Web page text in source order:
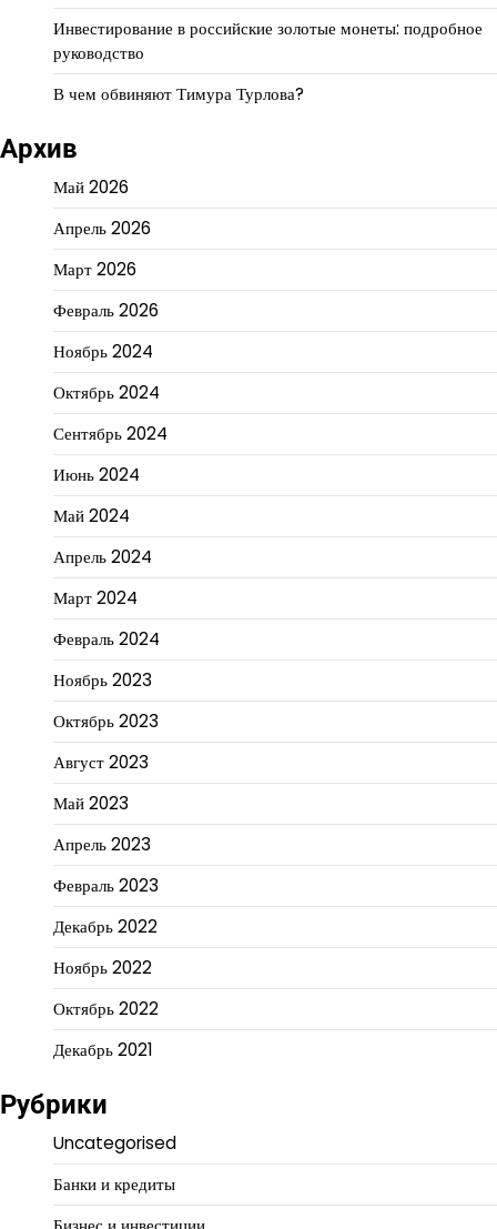
Инвестирование в российские золотые монеты: подробное
руководство
В чем обвиняют Тимура Турлова?
Архив
Май 2026
Апрель 2026
Март 2026
Февраль 2026
Ноябрь 2024
Октябрь 2024
Сентябрь 2024
Июнь 2024
Май 2024
Апрель 2024
Март 2024
Февраль 2024
Ноябрь 2023
Октябрь 2023
Август 2023
Май 2023
Апрель 2023
Февраль 2023
Декабрь 2022
Ноябрь 2022
Октябрь 2022
Декабрь 2021
Рубрики
Uncategorised
Банки и кредиты